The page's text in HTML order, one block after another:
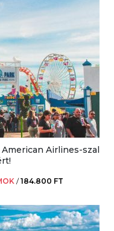
Airlines-szal
/184.800 FT